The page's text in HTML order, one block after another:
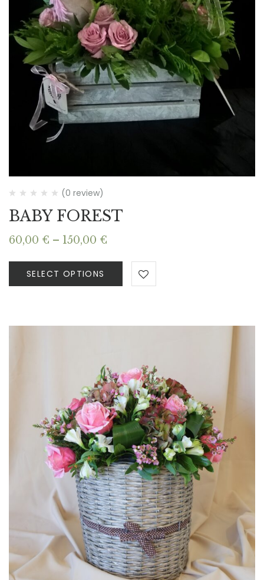
(0 review)
BABY FOREST
60,00 € – 150,00 €
60,00 €
through
SELECT OPTIONS